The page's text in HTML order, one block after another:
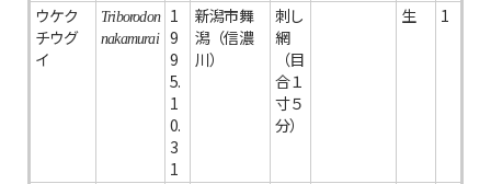
ウケク
チウグ
イ
Triborodon
nakamurai
1
9
9
5.
1
0.
3
1
新潟市舞
潟（信濃
川）
刺し
網
（目
合１
寸５
分）
生 1